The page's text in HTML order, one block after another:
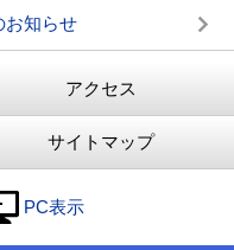
お知らせ
アクセス
サイトマップ
PC表示